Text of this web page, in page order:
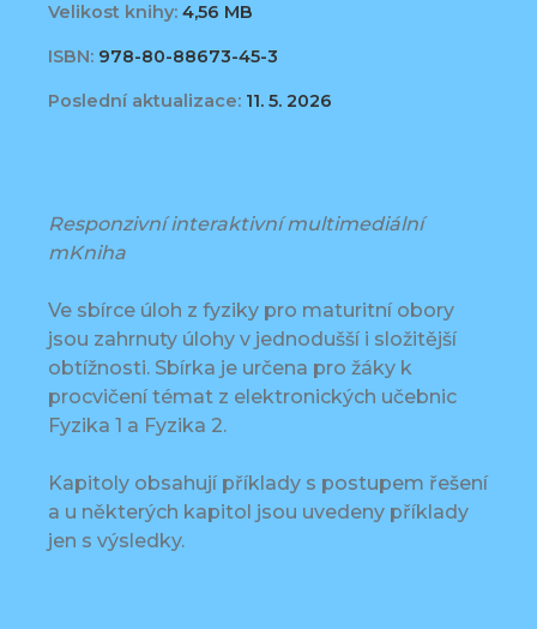
Velikost knihy: 4,56 MB
ISBN: 978-80-88673-45-3
Poslední aktualizace: 11. 5. 2026
Responzivní interaktivní multimediální
mKniha
Ve sbírce úloh z fyziky pro maturitní obory
jsou zahrnuty úlohy v jednodušší i složitější
obtížnosti. Sbírka je určena pro žáky k
procvičení témat z elektronických učebnic
Fyzika 1 a Fyzika 2.
Kapitoly obsahují příklady s postupem řešení
a u některých kapitol jsou uvedeny příklady
jen s výsledky.